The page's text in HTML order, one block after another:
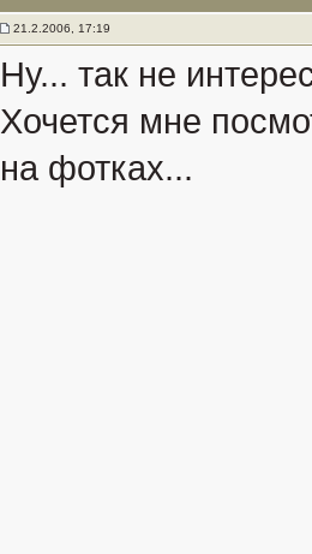
21.2.2006, 17:19
Ну... так не
Хочется мне
на фотках...